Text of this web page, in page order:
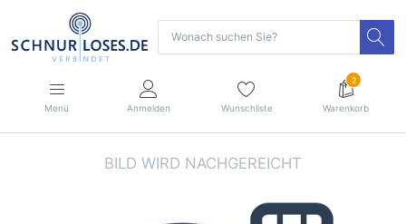
Menü Anmelden Wunschliste
2
Warenkorb